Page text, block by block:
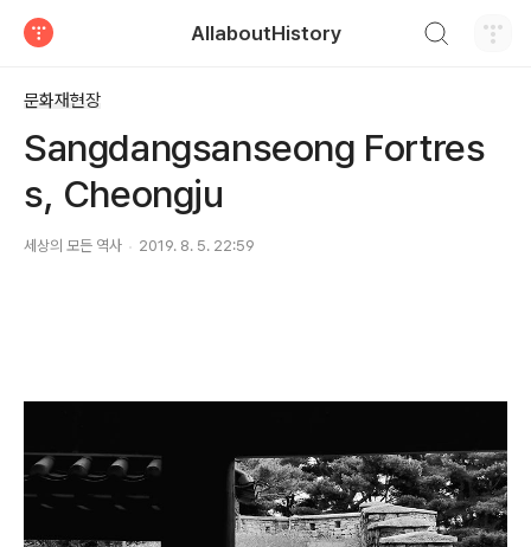
AllaboutHistory
문화재현장
Sangdangsanseong Fortres
s, Cheongju
세상의 모든 역사 2019. 8. 5. 22:59